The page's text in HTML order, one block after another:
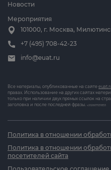
Новости
Мероприятия
101000, г. Москва,
+7 (495) 708-42-23
info@euat.ru
Все материалы, опубликованные на сайте
правах. Использование на других сайтах
только при наличии двух прямых ссылок на
заголовка и после последней фразы. v202607031833
Политика в отношении
Политика в отношении
посетителей сайта